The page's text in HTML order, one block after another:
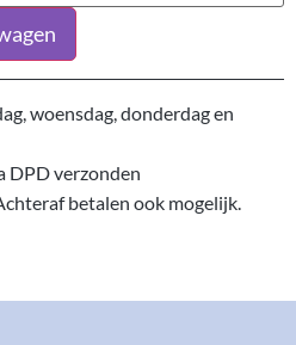
woensdag, donderdag en
DPD verzonden
betalen ook mogelijk.